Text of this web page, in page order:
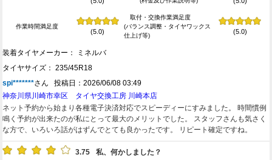
作業時間満足度
(5.0)
取付・交換作業満足度
(バランス調整・タイヤワックス
仕上げ等)
(5.0)
装着タイヤメーカー： ミネルバ
タイヤサイズ： 235/45R18
spi*******さん 投稿日：2026/06/08 03:49
神奈川県川崎市幸区 タイヤ交換工房 川崎本店
ネット予約から始まり各種電子決済対応でスピーディーにすみました。 時間慣例
鳴く予約が出来たのが私にとって最大のメリットでした。 スタッフさんも気さく
な方で、いろいろ話がはずんでとても良かったです。 リピート確定ですね。
3.75 私、何かしました？